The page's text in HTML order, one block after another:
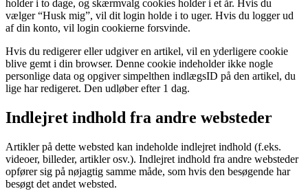
holder i to dage, og skærmvalg cookies holder i et år. Hvis du
vælger “Husk mig”, vil dit login holde i to uger. Hvis du logger ud
af din konto, vil login cookierne forsvinde.
Hvis du redigerer eller udgiver en artikel, vil en yderligere cookie
blive gemt i din browser. Denne cookie indeholder ikke nogle
personlige data og opgiver simpelthen indlægsID på den artikel, du
lige har redigeret. Den udløber efter 1 dag.
Indlejret indhold fra andre websteder
Artikler på dette websted kan indeholde indlejret indhold (f.eks.
videoer, billeder, artikler osv.). Indlejret indhold fra andre websteder
opfører sig på nøjagtig samme måde, som hvis den besøgende har
besøgt det andet websted.